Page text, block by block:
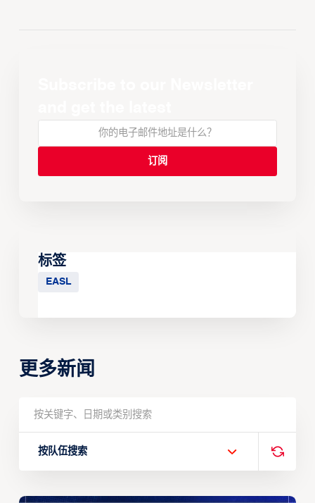
标签
EASL
更多新闻
按队伍搜索